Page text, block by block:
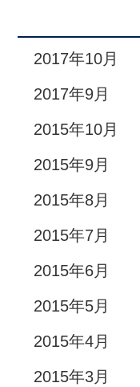
2017年10月
2017年9月
2015年10月
2015年9月
2015年8月
2015年7月
2015年6月
2015年5月
2015年4月
2015年3月